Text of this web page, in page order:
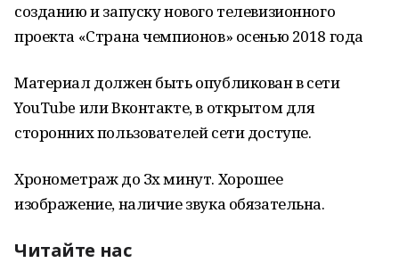
созданию и запуску нового телевизионного
проекта «Страна чемпионов» осенью 2018 года
Материал должен быть опубликован в сети
YouTube или Вконтакте, в открытом для
сторонних пользователей сети доступе.
Хронометраж до Зх минут. Хорошее
изображение, наличие звука обязательна.
Читайте нас